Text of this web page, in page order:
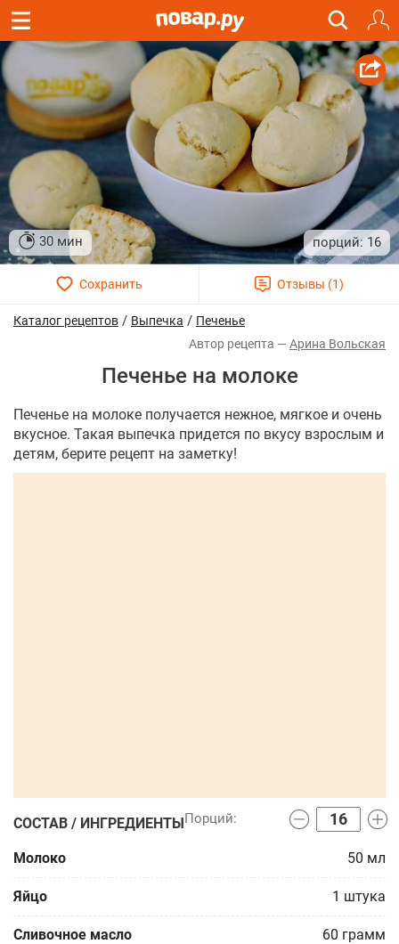
30 мин 16
Каталог рецептов / Выпечка / Печенье
Арина Вольская
Печенье на молоке
Печенье на молоке получается нежное, мягкое и очень
вкусное. Такая выпечка придется по вкусу взрослым и
детям, берите рецепт на заметку!
СОСТАВ / ИНГРЕДИЕНТЫ
Молоко 50 мл
Яйцо 1 штука
Сливочное масло 60 грамм